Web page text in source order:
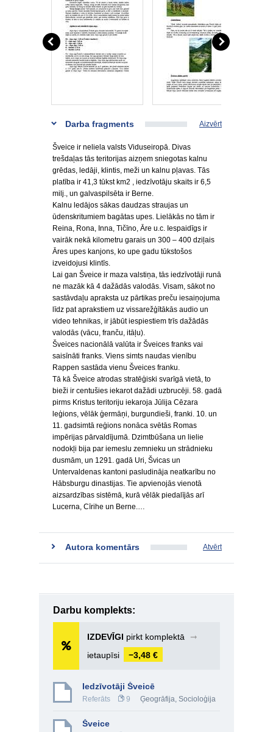
Darba fragments Aizvērt
Šveice ir neliela valsts Viduseiropā. Divas
trešdaļas tās teritorijas aizņem sniegotas kalnu
grēdas, ledāji, klintis, meži un kalnu pļavas. Tās
platība ir 41,3 tūkst km2 , iedzīvotāju skaits ir 6,5
milj., un galvaspilsēta ir Berne.
Kalnu ledājos sākas daudzas straujas un
ūdenskritumiem bagātas upes. Lielākās no tām ir
Reina, Rona, Inna, Tičīno, Āre u.c. Iespaidīgs ir
vairāk nekā kilometru garais un 300 – 400 dziļais
Āres upes kanjons, ko upe gadu tūkstošos
izveidojusi klintīs.
Lai gan Šveice ir maza valstiņa, tās iedzīvotāji runā
ne mazāk kā 4 dažādās valodās. Visam, sākot no
sastāvdaļu apraksta uz pārtikas preču iesaiņojuma
līdz pat aprakstiem uz vissarežģītākās audio un
video tehnikas, ir jābūt iespiestiem trīs dažādās
valodās (vācu, franču, itāļu).
Šveices nacionālā valūta ir Šveices franks vai
saisīnāti franks. Viens simts naudas vienību
Rappen sastāda vienu Šveices franku.
Tā kā Šveice atrodas stratēģiski svarīgā vietā, to
bieži ir centušies iekarot dažādi uzbrucēji. 58. gadā
pirms Kristus teritoriju iekaroja Jūlija Cēzara
leģions, vēlāk ģermāņi, burgundieši, franki. 10. un
11. gadsimtā reģions nonāca svētās Romas
impērijas pārvaldījumā. Dzimtbūšana un lielie
nodokļi bija par iemeslu zemnieku un strādnieku
dusmām, un 1291. gadā Uri, Švicas un
Untervaldenas kantoni pasludināja neatkarību no
Hābsburgu dinastijas. Tie apvienojās vienotā
aizsardzības sistēmā, kurā vēlāk piedalījās arī
Lucerna, Cīrihe un Berne.…
Autora komentārs Atvērt
Darbu komplekts:
IZDEVĪGI pirkt komplektā
➞
ietaupīsi
−3,48 €
Iedzīvotāji Šveicē
Referāts 9 Ģeogrāfija, Socioloģija
Šveice